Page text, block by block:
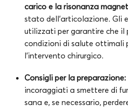
carico e la risonanza
stato dell’articolazione. Gli
utilizzati per garantire che il
condizioni di salute ottimali
l’intervento chirurgico.
Consigli per la preparazione:
incoraggiati a smettere di
sana e, se necessario,